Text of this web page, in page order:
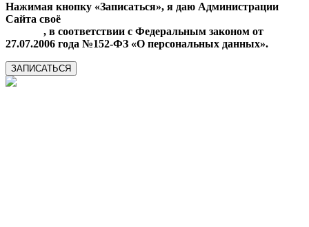
Нажимая кнопку «Записаться», я даю Администрации
Сайта своё
, в соответствии с Федеральным законом от
27.07.2006 года №152-ФЗ «О персональных данных».
ЗАПИСАТЬСЯ